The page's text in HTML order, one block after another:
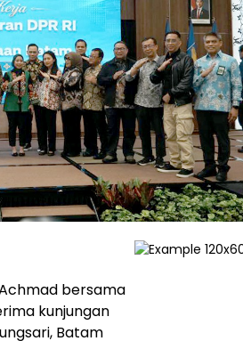
bersama
kunjungan
Batam